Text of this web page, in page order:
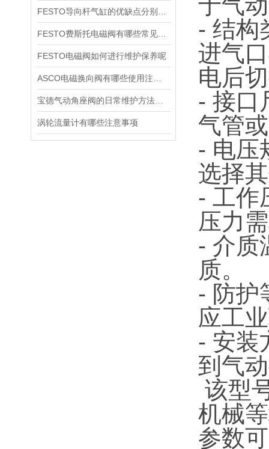
FESTO电磁阀如何进行维护保养呢
涡轮流量计有哪些注意事项
- 结构
进气
电后
- 接口
气管
- 电压
选择
- 工作
压力
- 介质
质。
- 防护
应工
- 安装
到气
该型
机械
参数